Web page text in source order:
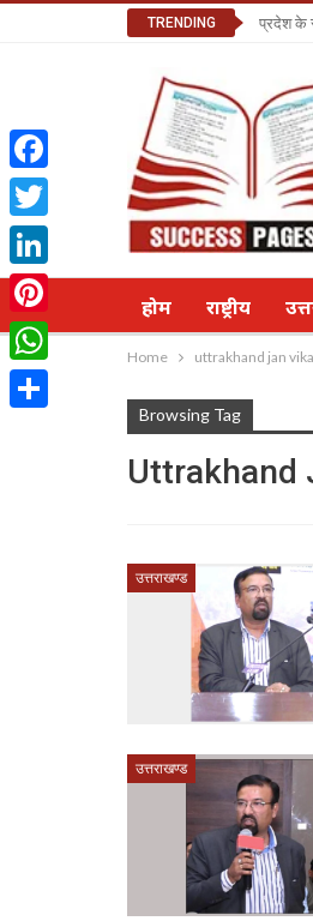
TRENDING प्रदेश के
होम राष्ट्रीय
Home uttrakhand jan
Browsing Tag
Uttrakhand
उत्तराखण्ड
उत्तराखण्ड
Facebook
Twitter
LinkedIn
Pinterest
WhatsApp